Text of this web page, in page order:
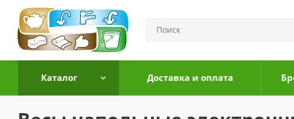
Каталог Доставка и оплата